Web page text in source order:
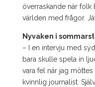
överraskande när folk
världen med frågor.
Nyvaken i
– I en intervju med
bara skulle spela in
vara fel när jag
kvinnlig journalist.